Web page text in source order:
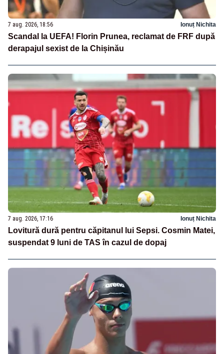
7 aug. 2026, 18:56 Ionuț Nichita
Scandal la UEFA! Florin Prunea, reclamat de FRF după
derapajul sexist de la Chișinău
7 aug. 2026, 17:16 Ionuț Nichita
Lovitură dură pentru căpitanul lui Sepsi. Cosmin Matei,
suspendat 9 luni de TAS în cazul de dopaj